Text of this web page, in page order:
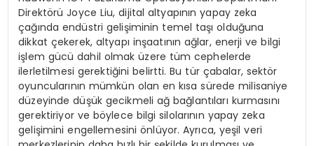
Direktörü Joyce Liu, dijital altyapının yapay zeka
çağında endüstri gelişiminin temel taşı olduğuna
dikkat çekerek, altyapı inşaatının ağlar, enerji ve bilgi
işlem gücü dahil olmak üzere tüm cephelerde
ilerletilmesi gerektiğini belirtti. Bu tür çabalar, sektör
oyuncularının mümkün olan en kısa sürede milisaniye
düzeyinde düşük gecikmeli ağ bağlantıları kurmasını
gerektiriyor ve böylece bilgi silolarının yapay zeka
gelişimini engellemesini önlüyor. Ayrıca, yeşil veri